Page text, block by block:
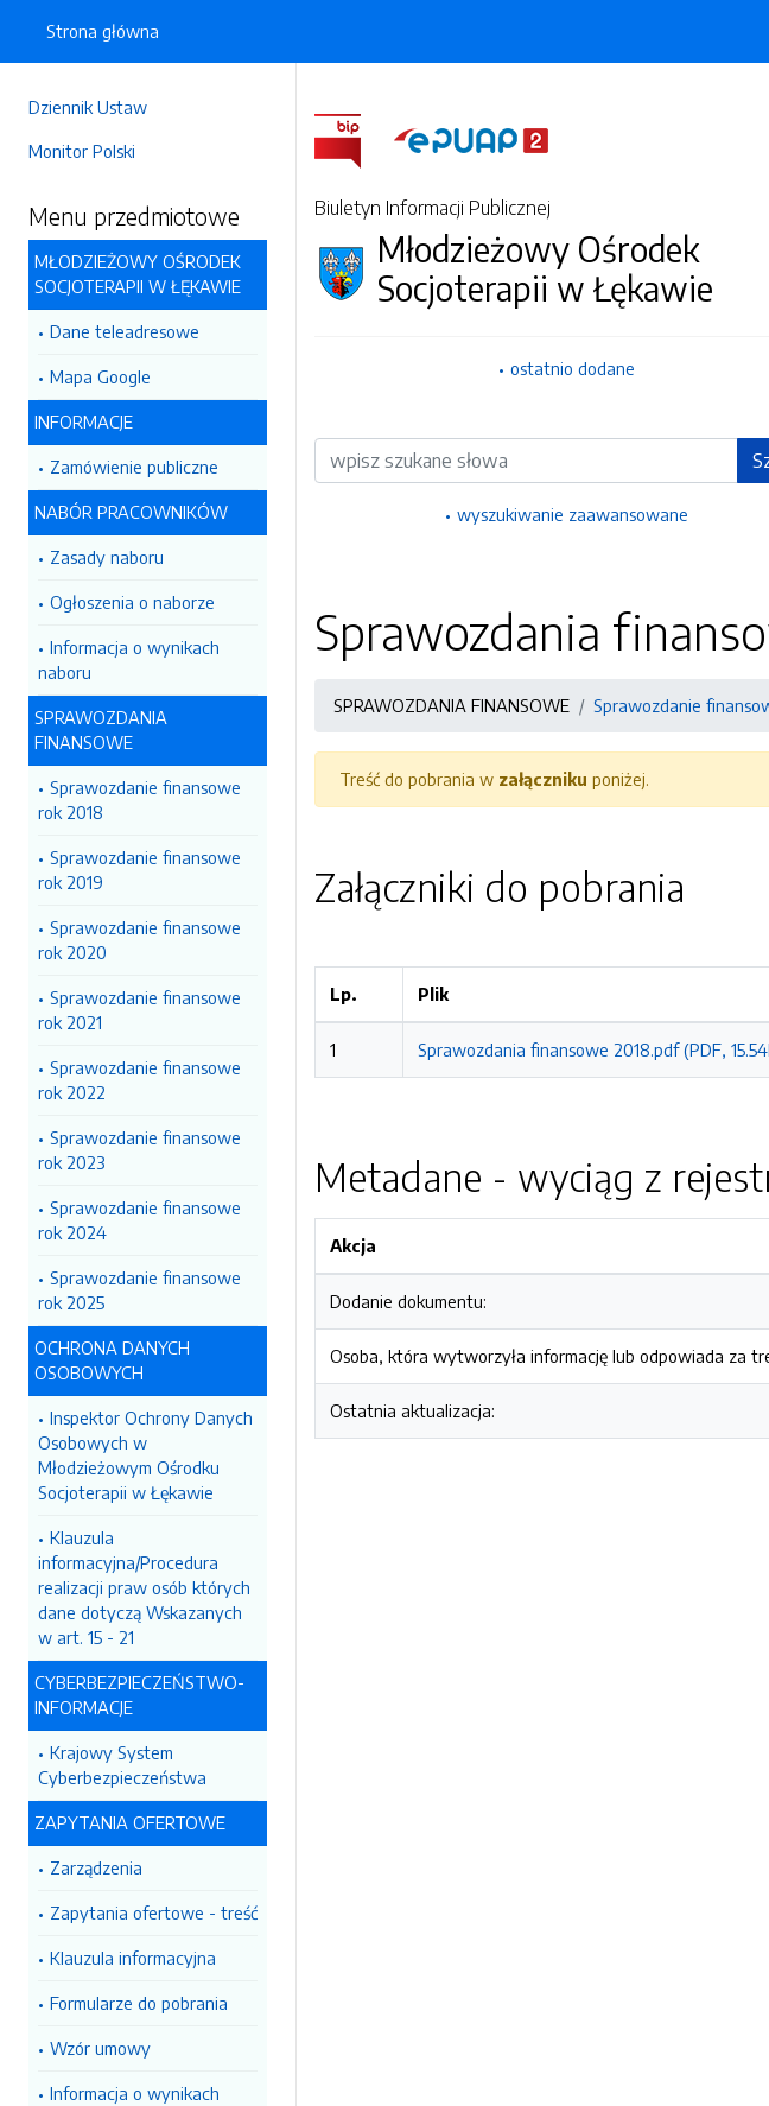
Dziennik Ustaw
Monitor Polski
Menu przedmiotowe
MŁODZIEŻOWY OŚRODEK
SOCJOTERAPII W ŁĘKAWIE
Dane teleadresowe
Mapa Google
INFORMACJE
Zamówienie publiczne
NABÓR PRACOWNIKÓW
Zasady naboru
Ogłoszenia o naborze
Informacja o wynikach
naboru
SPRAWOZDANIA
FINANSOWE
Sprawozdanie finansowe
rok 2018
Sprawozdanie finansowe
rok 2019
Sprawozdanie finansowe
rok 2020
Sprawozdanie finansowe
rok 2021
Sprawozdanie finansowe
rok 2022
Sprawozdanie finansowe
rok 2023
Sprawozdanie finansowe
rok 2024
Sprawozdanie finansowe
rok 2025
OCHRONA DANYCH
OSOBOWYCH
Inspektor Ochrony Danych
Osobowych w
Młodzieżowym Ośrodku
Socjoterapii w Łękawie
Klauzula
informacyjna/Procedura
realizacji praw osób których
dane dotyczą Wskazanych
w art. 15 - 21
CYBERBEZPIECZEŃSTWO-
INFORMACJE
Krajowy System
Cyberbezpieczeństwa
ZAPYTANIA OFERTOWE
Zarządzenia
Zapytania ofertowe - treść
Klauzula informacyjna
Formularze do pobrania
Wzór umowy
Informacja o wynikach
Strona główna
Biuletyn Informacji Publicznej
Młodzieżowy Ośrodek
Socjoterapii w Łękawie
ostatnio dodane
Wyszukiwarka
wyszukiwanie zaawansowane
Sprawozdania
SPRAWOZDANIA FINANSOWE Sprawozdanie
Treść do pobrania w załączniku poniżej.
Załączniki do pobrania
Lp. Plik
1 Sprawozdania finansowe 2018.pdf (PDF,
Metadane - wyciąg z
Akcja
Dodanie dokumentu:
Osoba, która wytworzyła informację lub odpowiada za
Ostatnia aktualizacja: